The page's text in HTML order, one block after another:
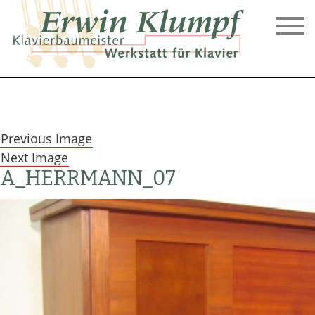
Skip
content
KLAVIERBAUMEISTER
BIELEFELD
Previous Image
Next Image
A_HERRMANN_07